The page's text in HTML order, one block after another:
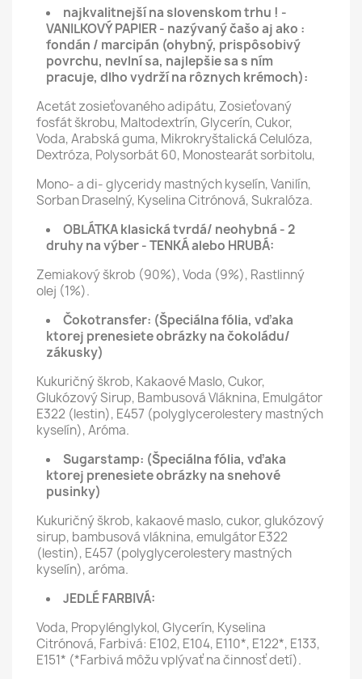
najkvalitnejší na slovenskom trhu ! -
VANILKOVÝ PAPIER - nazývaný čašo aj ako :
fondán / marcipán (ohybný, prispôsobivý
povrchu, nevlní sa, najlepšie sa s ním
pracuje, dlho vydrží na rôznych krémoch):
Acetát zosieťovaného adipátu, Zosieťovaný
fosfát škrobu, Maltodextrín, Glycerín, Cukor,
Voda, Arabská guma, Mikrokryštalická Celulóza,
Dextróza, Polysorbát 60, Monostearát sorbitolu,
Mono- a di- glyceridy mastných kyselín, Vanilín,
Sorban Draselný, Kyselina Citrónová, Sukralóza.
OBLÁTKA klasická tvrdá/ neohybná - 2
druhy na výber - TENKÁ alebo HRUBÁ:
Zemiakový škrob (90%), Voda (9%), Rastlinný
olej (1%).
Čokotransfer: (Špeciálna fólia, vďaka
ktorej prenesiete obrázky na čokoládu/
zákusky)
Kukuričný škrob, Kakaové Maslo, Cukor,
Glukózový Sirup, Bambusová Vláknina, Emulgátor
E322 (lestin), E457 (polyglycerolestery mastných
kyselín), Aróma.
Sugarstamp: (Špeciálna fólia, vďaka
ktorej prenesiete obrázky na snehové
pusinky)
Kukuričný škrob, kakaové maslo, cukor, glukózový
sirup, bambusová vláknina, emulgátor E322
(lestin), E457 (polyglycerolestery mastných
kyselín), aróma.
JEDLÉ FARBIVÁ:
Voda, Propylénglykol, Glycerín, Kyselina
Citrónová, Farbivá: E102, E104, E110*, E122*, E133,
E151* (*Farbivá môžu vplývať na činnosť detí).